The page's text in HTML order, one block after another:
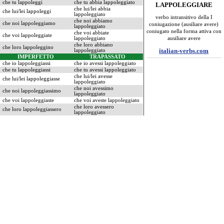
che tu lappoleggi
che tu abbia lappoleggiato
che lui/lei lappoleggi
che lui/lei abbia
lappoleggiato
che noi lappoleggiamo
che noi abbiamo
lappoleggiato
che voi lappoleggiate
che voi abbiate
lappoleggiato
che loro lappoleggino
che loro abbiano
lappoleggiato
IMPERFETTO
TRAPASSATO
che io lappoleggiassi
che io avessi lappoleggiato
che tu lappoleggiassi
che tu avessi lappoleggiato
che lui/lei lappoleggiasse
che lui/lei avesse
lappoleggiato
che noi lappoleggiassimo
che noi avessimo
lappoleggiato
che voi lappoleggiaste
che voi aveste lappoleggiato
che loro lappoleggiassero
che loro avessero
lappoleggiato
LAPPOLEGGIARE
verbo intransitivo della I
coniugazione (ausiliare avere)
coniugato nella forma attiva con
ausiliare avere
italian-verbs.com